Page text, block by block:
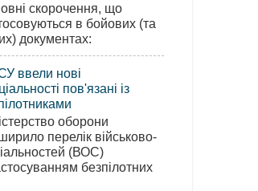
скорочення, що
в бойових (та
документах:
ввели нові
пов'язані із
оборони
перелік військово-
(ВОС)
безпілотних